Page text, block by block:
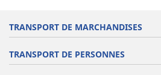
TRANSPORT DE MARCHANDISES
TRANSPORT DE PERSONNES